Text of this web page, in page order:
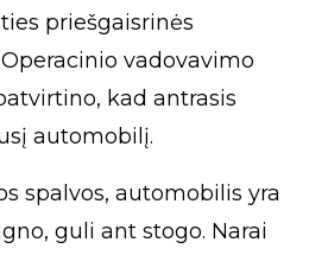
priešgaisrinės
vadovavimo
kad antrasis
automobilį.
spalvos, automobilis yra
guli ant stogo. Narai